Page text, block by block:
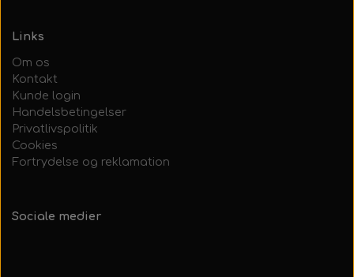
Links
Om os
Kontakt
Kunde login
Handelsbetingelser
Privatlivspolitik
Cookies
Fortrydelse og reklamation
Sociale medier